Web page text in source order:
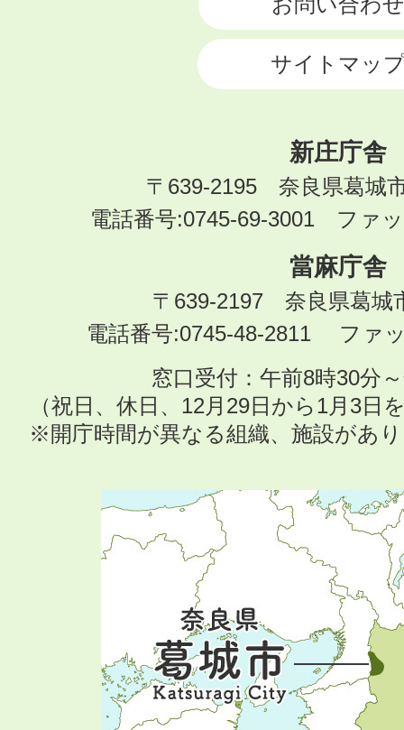
サイトマッ
新庄庁舎
〒639-2195 奈良県葛城
電話番号:0745-69-3001 ファ
當麻庁舎
〒639-2197 奈良県葛城
電話番号:0745-48-2811 ファ
窓口受付：午前8時30分
（祝日、休日、12月29日から1月3日
※開庁時間が異なる組織、施設があ